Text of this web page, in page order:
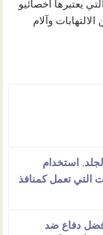
يعتبرها أخصائيو
وآلام
استخدام
التي تعمل كمنافذ
دفاع ضد